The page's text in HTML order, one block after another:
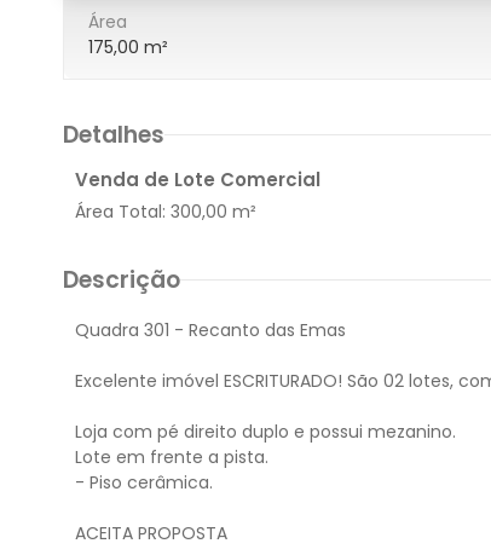
Área
175,00 m²
Detalhes
Venda de Lote Comercial
Área Total: 300,00 m²
Descrição
Quadra 301 - Recanto das Emas
Excelente imóvel ESCRITURADO! São 02 lotes,
Loja com pé direito duplo e possui mezanino.
Lote em frente a pista.
- Piso cerâmica.
ACEITA PROPOSTA